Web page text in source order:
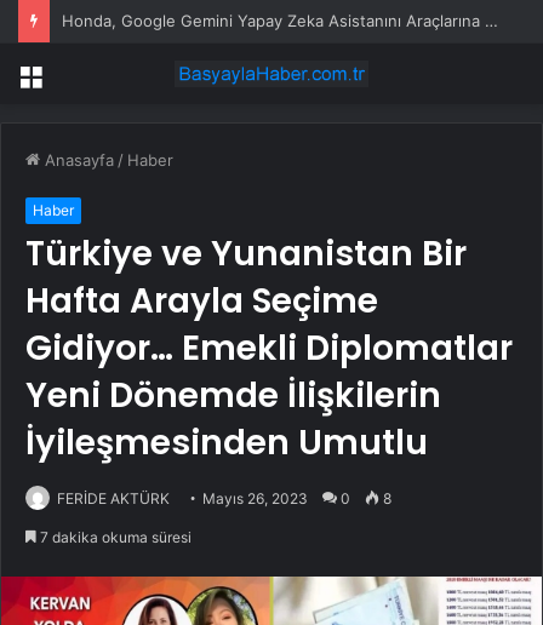
Honda, Google Gemini Yapay Zeka Asistanını Araçlarına Entegre Ediyor
Menü
Anasayfa / Haber
Haber
Türkiye ve Yunanistan Bir
Hafta Arayla Seçime
Gidiyor… Emekli Diplomatlar
Yeni Dönemde İlişkilerin
İyileşmesinden Umutlu
FERİDE AKTÜRK Mayıs 26, 2023 0 8
7 dakika okuma süresi